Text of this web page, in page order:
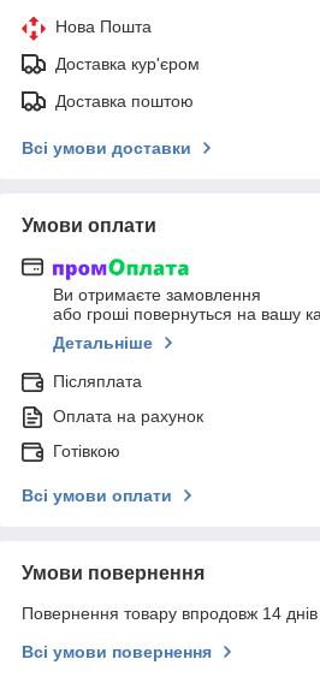
Нова Пошта
Доставка кур'єром
Доставка поштою
Всі умови доставки
Умови оплати
Ви отримаєте замовлення
або гроші повернуться на вашу
Детальніше
Післяплата
Оплата на рахунок
Готівкою
Всі умови оплати
Умови повернення
Повернення товару впродовж 14
Всі умови повернення